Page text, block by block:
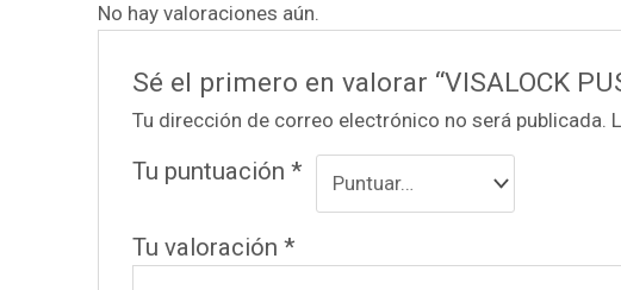
No hay valoraciones aún.
Sé el primero en valorar “VISALOCK
Tu dirección de correo electrónico no será publicada.
Tu puntuación*
Tu valoración*